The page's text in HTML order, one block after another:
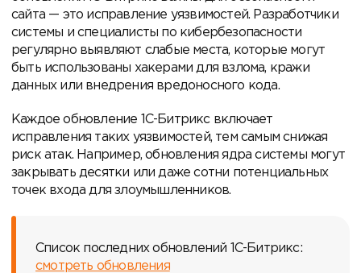
сайта — это исправление уязвимостей. Разработчики
системы и специалисты по кибербезопасности
регулярно выявляют слабые места, которые могут
быть использованы хакерами для взлома, кражи
данных или внедрения вредоносного кода.
Каждое обновление 1С-Битрикс включает
исправления таких уязвимостей, тем самым снижая
риск атак. Например, обновления ядра системы могут
закрывать десятки или даже сотни потенциальных
точек входа для злоумышленников.
Список последних обновлений 1С-Битрикс:
смотреть обновления